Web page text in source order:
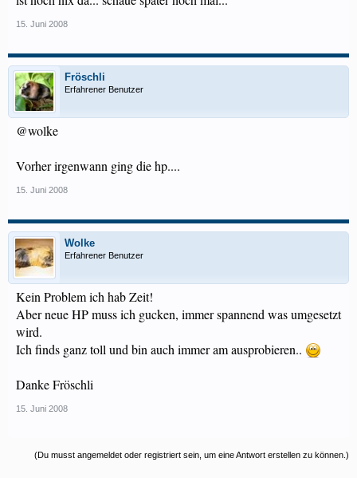
15. Juni 2008
Fröschli
Erfahrener Benutzer
@wolke
Vorher irgenwann ging die hp....
15. Juni 2008
Wolke
Erfahrener Benutzer
Kein Problem ich hab Zeit!
Aber neue HP muss ich gucken, immer spannend was umgesetzt
wird.
Ich finds ganz toll und bin auch immer am ausprobieren..
Danke Fröschli
15. Juni 2008
(Du musst angemeldet oder registriert sein, um eine Antwort erstellen zu können.)